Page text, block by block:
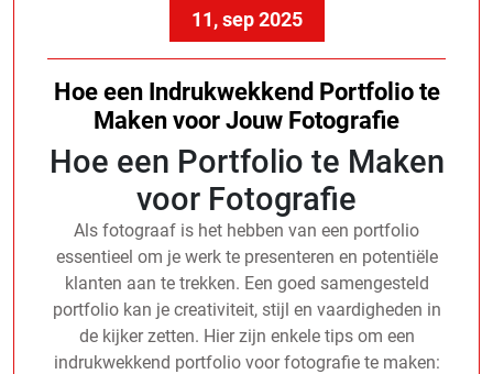
11, sep 2025
Hoe een Indrukwekkend Portfolio te
Maken voor Jouw Fotografie
Hoe een Portfolio te Maken
voor Fotografie
Als fotograaf is het hebben van een portfolio
essentieel om je werk te presenteren en potentiële
klanten aan te trekken. Een goed samengesteld
portfolio kan je creativiteit, stijl en vaardigheden in
de kijker zetten. Hier zijn enkele tips om een
indrukwekkend portfolio voor fotografie te maken: